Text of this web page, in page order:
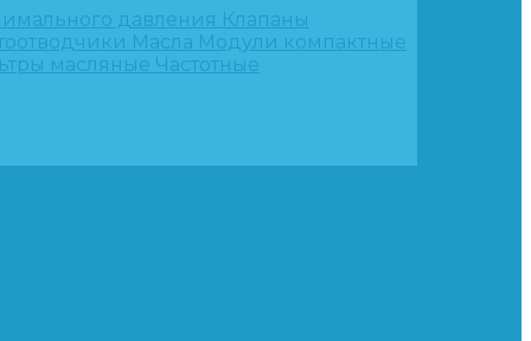
давления Клапаны
Масла Модули компактные
масляные Частотные